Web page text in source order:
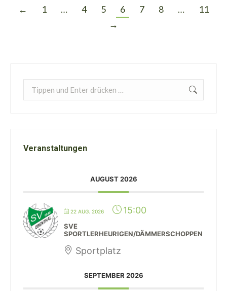
← 1 … 4 5 6 7 8 …
11
→
Search:
Veranstaltungen
AUGUST 2026
22 AUG. 2026 15:00
SVE
SPORTLERHEURIGEN/DÄMMERSCHOPPEN
Sportplatz
SEPTEMBER 2026